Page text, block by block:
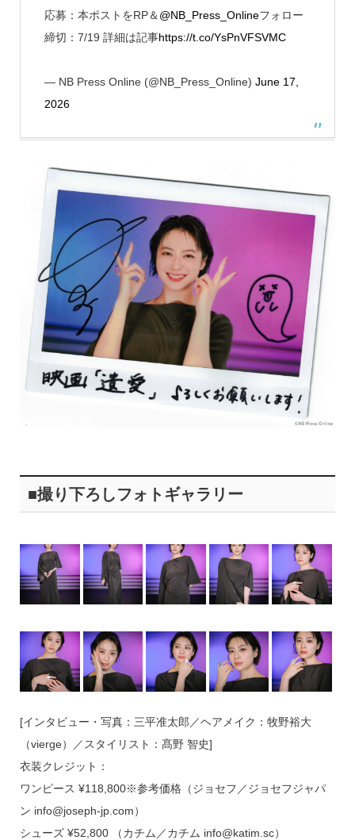
応募：本ポストをRP＆@NB_Press_Onlineフォロー
締切：7/19 詳細は記事https://t.co/YsPnVFSVMC
— NB Press Online (@NB_Press_Online) June 17,
2026
■撮り下ろしフォトギャラリー
[インタビュー・写真：三平准太郎／ヘアメイク：牧野裕大
（vierge）／スタイリスト：髙野 智史]
衣装クレジット：
ワンピース ¥118,800※参考価格（ジョセフ／ジョセフジャパ
ン info@joseph-jp.com）
シューズ ¥52,800 （カチム／カチム info@katim.sc）